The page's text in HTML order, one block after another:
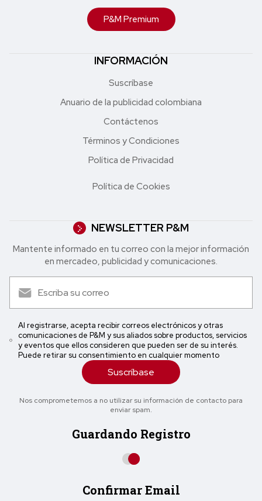
P&M Premium
INFORMACIÓN
Suscríbase
Anuario de la publicidad colombiana
Contáctenos
Términos y Condiciones
Política de Privacidad
Política de Cookies
NEWSLETTER P&M
Mantente informado en tu correo con la mejor in formación
en mercadeo, publicidad y comunicaciones.
Al registrarse, acepta recibir correos electrónicos y otras
comunicaciones de P&M y sus aliados sobre productos, servicios
y eventos que ellos consideren que pueden ser de su interés.
Puede retirar su consentimiento en cualquier momento
Suscríbase
Nos comprometemos a no utilizar su información de contacto para
enviar spam.
Guardando Registro
Confirmar Email